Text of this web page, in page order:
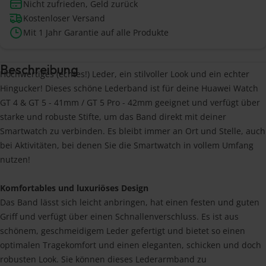
Nicht zufrieden, Geld zurück
Kostenloser Versand
Mit 1 Jahr Garantie auf alle Produkte
Beschreibung
Hochwertiges (echtes!) Leder, ein stilvoller Look und ein echter
Hingucker! Dieses schöne Lederband ist für deine Huawei Watch
GT 4 & GT 5 - 41mm / GT 5 Pro - 42mm geeignet und verfügt über
starke und robuste Stifte, um das Band direkt mit deiner
Smartwatch zu verbinden. Es bleibt immer an Ort und Stelle, auch
bei Aktivitäten, bei denen Sie die Smartwatch in vollem Umfang
nutzen!
Komfortables und luxuriöses Design
Das Band lässt sich leicht anbringen, hat einen festen und guten
Griff und verfügt über einen Schnallenverschluss. Es ist aus
schönem, geschmeidigem Leder gefertigt und bietet so einen
optimalen Tragekomfort und einen eleganten, schicken und doch
robusten Look. Sie können dieses Lederarmband zu